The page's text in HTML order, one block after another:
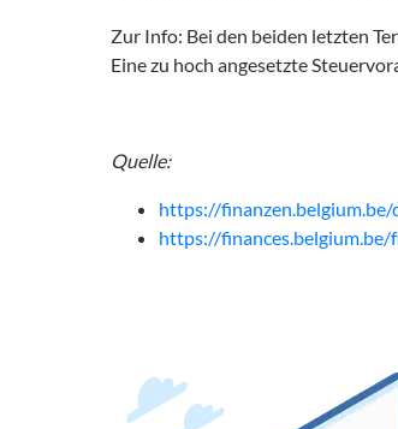
Zur Info: Bei den beiden letzten
Eine zu hoch angesetzte
Quelle:
https://
https://finances.belgium.be/